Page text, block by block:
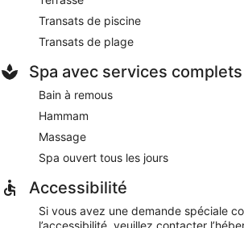
Transats de piscine
Transats de plage
Spa avec services complets
Bain à remous
Hammam
Massage
Spa ouvert tous les jours
Accessibilité
Si vous avez une demande spéciale
l’accessibilité, veuillez contacter